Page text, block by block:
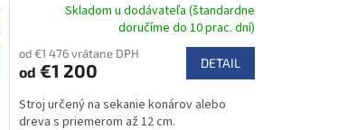
Skladom u dodávateľa (štandardne
doručíme do 10 prac. dní)
od €1 476 vrátane DPH
od €1 200 DETAIL
Stroj určený na sekanie konárov alebo
dreva s priemerom až 12 cm.